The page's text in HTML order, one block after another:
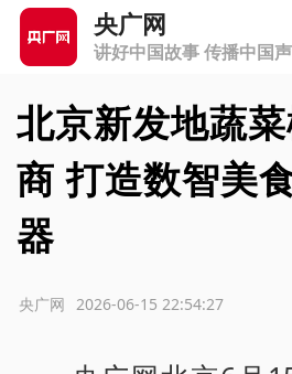
央广网
讲好中国故事 传播中国
北京新发地蔬
商 打造数智美
器
2026-06-15 22:54:27
央广网